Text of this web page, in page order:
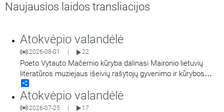
Naujausios laidos transliacijos
Atokvėpio valandėlė
2026-08-01 22
Poeto Vytauto Mačernio kūryba dalinasi Maironio lietuvių
literatūros muziejaus išeivių rašytojų gyvenimo ir kūrybos
tyrinėtoja Virginija Paplauskienė.
Atokvėpio valandėlė
2026-07-25 17